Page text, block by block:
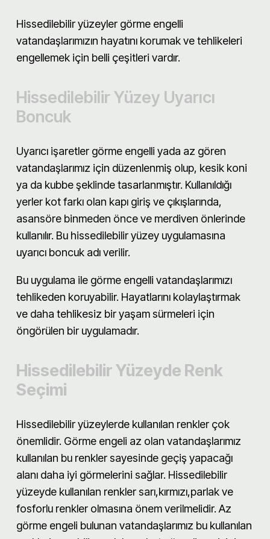
Hissedilebilir yüzeyler görme engelli
vatandaşlarımızın hayatını korumak ve tehlikeleri
engellemek için belli çeşitleri vardır.
Hissedilebilir Yüzey Uyarıcı
Boncuk
Uyarıcı işaretler görme engelli yada az gören
vatandaşlarımız için düzenlenmiş olup, kesik koni
ya da kubbe şeklinde tasarlanmıştır. Kullanıldığı
yerler kot farkı olan kapı giriş ve çıkışlarında,
asansöre binmeden önce ve merdiven önlerinde
kullanılır. Bu hissedilebilir yüzey uygulamasına
uyarıcı boncuk adı verilir.
Bu uygulama ile görme engelli vatandaşlarımızı
tehlikeden koruyabilir. Hayatlarını kolaylaştırmak
ve daha tehlikesiz bir yaşam sürmeleri için
öngörülen bir uygulamadır.
Hissedilebilir Yüzeyde Renk
Seçimi
Hissedilebilir yüzeylerde kullanılan renkler çok
önemlidir. Görme engeli az olan vatandaşlarımız
kullanılan bu renkler sayesinde geçiş yapacağı
alanı daha iyi görmelerini sağlar. Hissedilebilir
yüzeyde kullanılan renkler sarı,kırmızı,parlak ve
fosforlu renkler olmasına önem verilmelidir. Az
görme engeli bulunan vatandaşlarımız bu kullanılan